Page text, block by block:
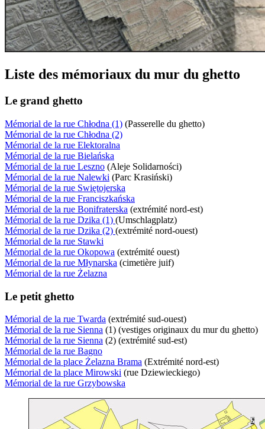
Liste des mémoriaux du mur du ghetto
Le grand ghetto
Mémorial de la rue Chłodna (1) (Passerelle du ghetto)
Mémorial de la rue Chłodna (2)
Mémorial de la rue Elektoralna
Mémorial de la rue Bielańska
Mémorial de la rue Leszno (Aleje Solidarności)
Mémorial de la rue Nalewki (Parc Krasiński)
Mémorial de la rue Swiętojerska
Mémorial de la rue Franciszkańska
Mémorial de la rue Bonifraterska (extrémité nord-est)
Mémorial de la rue Dzika (1) (Umschlagplatz)
Mémorial de la rue Dzika (2) (extrémité nord-ouest)
Mémorial de la rue Stawki
Mémorial de la rue Okopowa (extrémité ouest)
Mémorial de la rue Młynarska (cimetière juif)
Mémorial de la rue Żelazna
Le petit ghetto
Mémorial de la rue Twarda (extrémité sud-ouest)
Mémorial de la rue Sienna (1) (vestiges originaux du mur du ghetto)
Mémorial de la rue Sienna (2) (extrémité sud-est)
Mémorial de la rue Bagno
Mémorial de la place Żelazna Brama (Extrémité nord-est)
Mémorial de la place Mirowski (rue Dziewieckiego)
Mémorial de la rue Grzybowska